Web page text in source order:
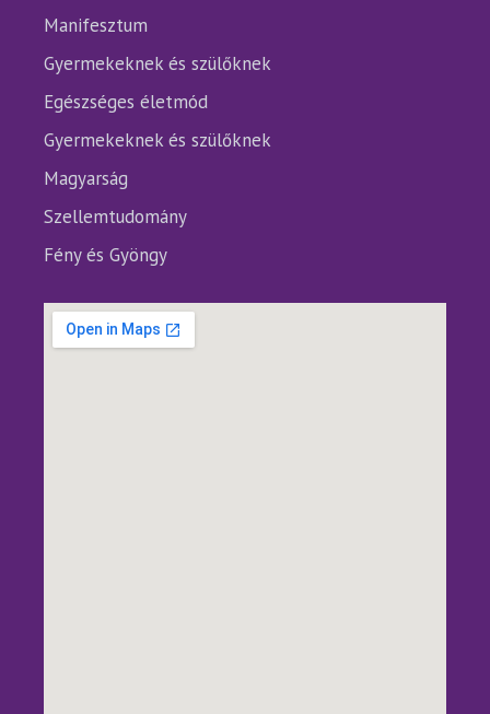
Manifesztum
Gyermekeknek és szülőknek
Egészséges életmód
Gyermekeknek és szülőknek
Magyarság
Szellemtudomány
Fény és Gyöngy